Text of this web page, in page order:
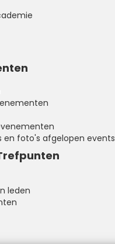
en foto's afgelopen events
leden